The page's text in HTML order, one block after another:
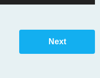
Next